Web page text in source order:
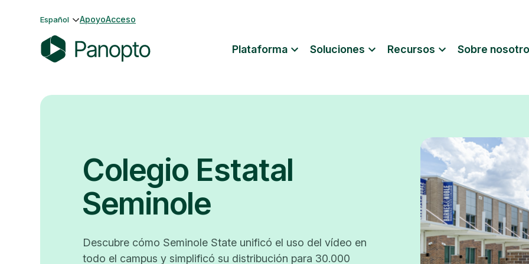
contenido
Español ApoyoAcceso
n
Plataforma Soluciones Recursos Sobre
Colegio Estatal
Seminole
Descubre cómo Seminole State unificó el uso del vídeo en
todo el campus y simplificó su distribución para 30.000